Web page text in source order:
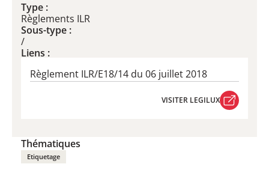
Type :
Règlements ILR
Sous-type :
/
Liens :
Règlement ILR/E18/14 du 06 juillet 2018
VISITER LEGILUX
Thématiques
Etiquetage